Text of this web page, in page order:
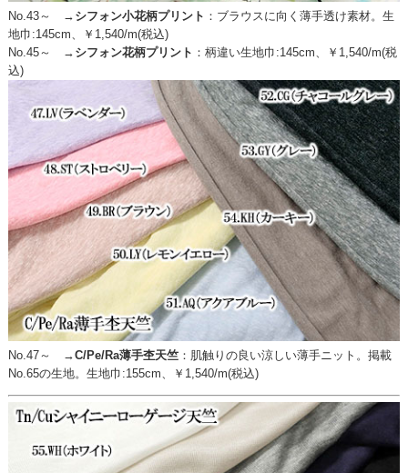
No.43～ → シフォン小花柄プリント ： ブラウスに向く薄手透け素材。生
地巾:145cm、￥1,540/m(税込)
No.45～ → シフォン花柄プリント ： 柄違い生地巾:145cm、￥1,540/m(税
込)
No.47～ →C/Pe/Ra薄手杢天竺： 肌触りの良い涼しい薄手ニット。掲載
No.65の生地。生地巾:155cm、￥1,540/m(税込)